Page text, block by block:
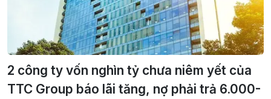
2 công ty vốn nghìn tỷ chưa niêm yết của
TTC Group báo lãi tăng, nợ phải trả 6.000-